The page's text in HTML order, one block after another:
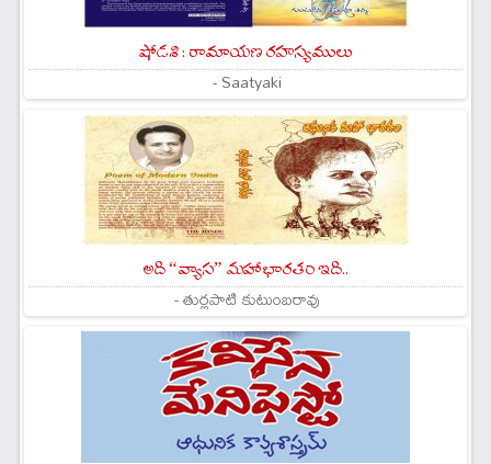
షోడశి : రామాయణ రహస్యములు
- Saatyaki
అది “వ్యాస” మహాభారతం ఇది..
- తుర్లపాటి కుటుంబరావు